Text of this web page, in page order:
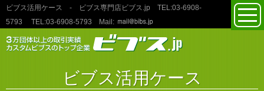
ビブス活用ケース - ビブス専門店ビブス.jp TEL:03‐6908‐
5793
TEL:03‐6908‐5793 Mail:
ビブス活用ケース